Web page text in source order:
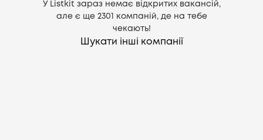
У Listkit зараз немає відкритих вакансій,
але є ще 2301
компаній, де на тебе
чекають!
Шукати інші компанії